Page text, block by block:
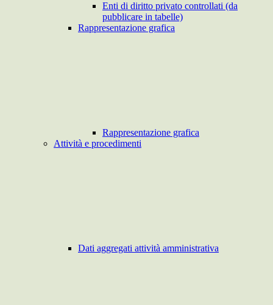
Enti di diritto privato controllati (da
pubblicare in tabelle)
Rappresentazione grafica
Rappresentazione grafica
Attività e procedimenti
Dati aggregati attività amministrativa